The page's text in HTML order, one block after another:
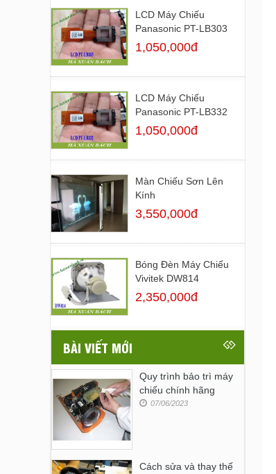
LCD Máy Chiếu
Panasonic PT-LB303
1,050,000đ
LCD Máy Chiếu
Panasonic PT-LB332
1,050,000đ
Màn Chiếu Sơn Lên
Kính
3,550,000đ
Bóng Đèn Máy Chiếu
Vivitek DW814
2,350,000đ
BÀI VIẾT MỚI
Quy trình bảo trì máy
chiếu chính hãng
07/06/2023
Cách sửa và thay thế